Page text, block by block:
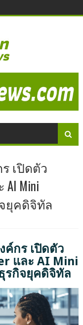
เปิดตัว
AI Mini
ยุคดิจิทัล
ค์กร เปิดตัว
และ AI Mini
รกิจยุคดิจิทัล